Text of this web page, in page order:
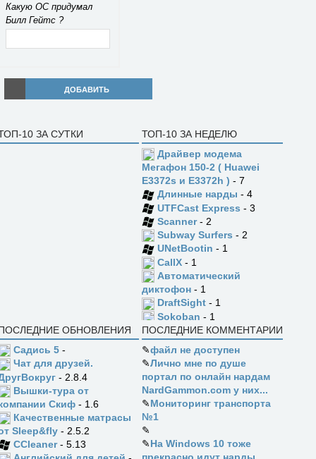
Какую ОС придумал
Билл Гейтс ?
ДОБАВИТЬ
10 ЗА СУТКИ
ТОП-10 ЗА НЕДЕЛЮ
Драйвер модема
Мегафон 150-2 ( Huawei
E3372s и E3372h ) - 7
Длинные нарды - 4
UTFCast Express - 3
Scanner- 2
Subway Surfers - 2
UNetBootin - 1
CallX - 1
Автоматический
диктофон - 1
DraftSight - 1
Sokoban - 1
ОБНОВЛЕНИЯ
Садись 5 -
Чат для друзей.
- 2.8.4
Вышки-тура от
Скиф - 1.6
Качественные матрасы
Sleep&fly - 2.5.2
CCleaner- 5.13
ПОСЛЕДНИЕ КОММЕНТАРИИ
✎файл не доступен
✎Лично мне по душе
портал по онлайн нардам
NardGammon.com у них...
✎Мониторинг транспорта
№1
✎
✎На Windows 10 тоже